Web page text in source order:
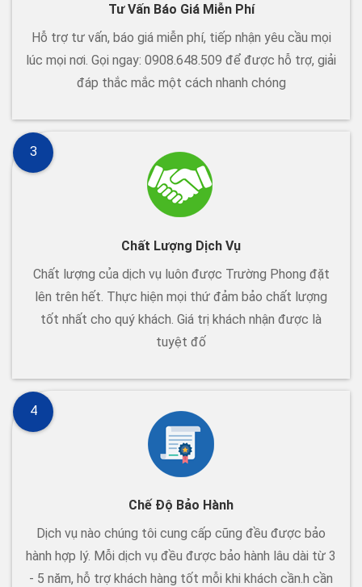
Tư Vấn Báo Giá Miễn Phí
Hỗ trợ tư vấn, báo giá miễn phí, tiếp nhận yêu cầu mọi
lúc mọi nơi. Gọi ngay: 0908.648.509 để được hỗ trợ, giải
đáp thắc mắc một cách nhanh chóng
Chất Lượng Dịch Vụ
Chất lượng của dịch vụ luôn được Trường Phong đặt
lên trên hết. Thực hiện mọi thứ đảm bảo chất lượng
tốt nhất cho quý khách. Giá trị khách nhận được là
tuyệt đố
3
Chế Độ Bảo Hành
Dịch vụ nào chúng tôi cung cấp cũng đều được bảo
hành hợp lý. Mỗi dịch vụ đều được bảo hành lâu dài từ 3
- 5 năm, hỗ trợ khách hàng tốt mỗi khi khách cần.h cần
4